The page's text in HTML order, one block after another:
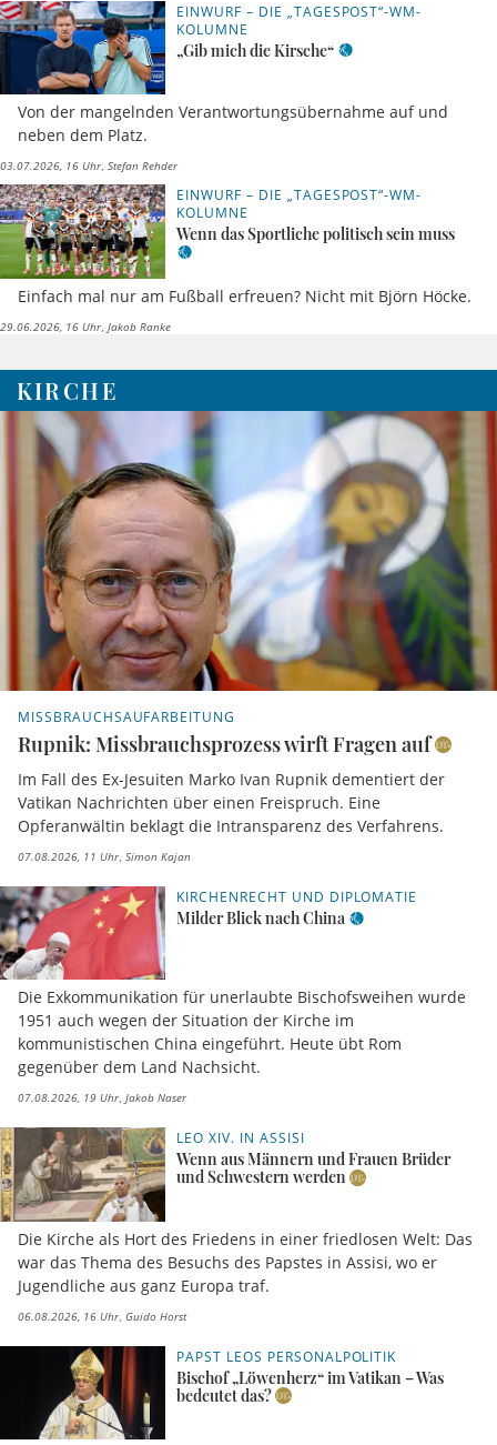
EINWURF – DIE „TAGESPOST“-WM-
KOLUMNE
„Gib mich die Kirsche“
Von der mangelnden Verantwortungsübernahme auf und
neben dem Platz.
03.07.2026, 16 Uhr Stefan Rehder
EINWURF – DIE „TAGESPOST“-WM-
KOLUMNE
Wenn das Sportliche politisch sein muss
Einfach mal nur am Fußball erfreuen? Nicht mit Björn Höcke.
29.06.2026, 16 Uhr Jakob Ranke
KIRCHE
MISSBRAUCHSAUFARBEITUNG
Rupnik: Missbrauchsprozess wirft Fragen auf
Im Fall des Ex-Jesuiten Marko Ivan Rupnik dementiert der
Vatikan Nachrichten über einen Freispruch. Eine
Opferanwältin beklagt die Intransparenz des Verfahrens.
07.08.2026, 11 Uhr Simon Kajan
KIRCHENRECHT UND DIPLOMATIE
Milder Blick nach China
Die Exkommunikation für unerlaubte Bischofsweihen wurde
1951 auch wegen der Situation der Kirche im
kommunistischen China eingeführt. Heute übt Rom
gegenüber dem Land Nachsicht.
07.08.2026, 19 Uhr Jakob Naser
LEO XIV. IN ASSISI
Wenn aus Männern und Frauen Brüder
und Schwestern werden
Die Kirche als Hort des Friedens in einer friedlosen Welt: Das
war das Thema des Besuchs des Papstes in Assisi, wo er
Jugendliche aus ganz Europa traf.
06.08.2026, 16 Uhr Guido Horst
PAPST LEOS PERSONALPOLITIK
Bischof „Löwenherz“ im Vatikan – Was
bedeutet das?